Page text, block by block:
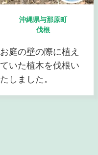
沖縄県与那原町
伐根
お庭の壁の際に植え
ていた植木を伐根い
たしました。